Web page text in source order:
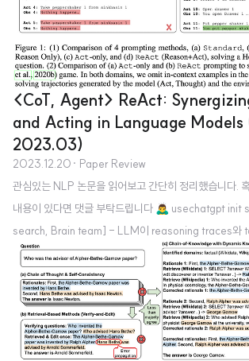
<CoT, Agent> ReAct:
and Acting in Language
2023.03)
2023.12.20 · Paper Review
관심있는 NLP 논문을 읽어보고 간단히 정리했습니다.
내용이 있다면 댓글 부탁드립니다 🙇‍♂️ usechatgpt
search, Brain team] - LLM이 reasoning traces
s를 interleaved manner로 생성하도록 하는
(CoT) reasoning에서 나타나는 hallucination &
극복 - 두 개의 interactive decision making
WebShop)에서 ReAct가 다른 방법들보다 우월 1.
고..